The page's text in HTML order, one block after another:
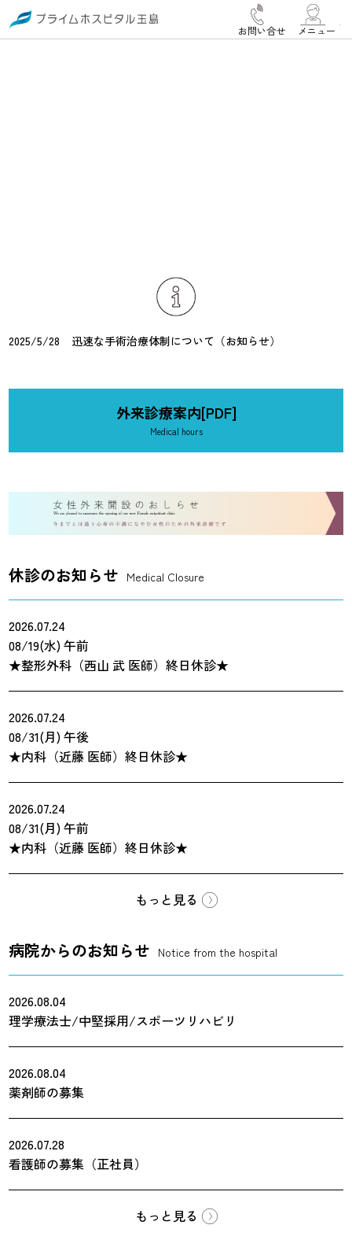
される方について
☆☆膝関節 バイオセラピー療法【PFC-FD™療法】に
ロコモフレイル外来のお知らせ
2025/5/28
迅速な手術治療体制について（お知らせ）
メニュー
お問い合せ
外来診療案内[PDF]
Medical hours
休診のお知らせ Medical Closure
2026.07.24
08/19(水)午前
★整形外科（西山 武 医師）終日休診★
2026.07.24
08/31(月)午後
★内科（近藤 医師）終日休診★
2026.07.24
08/31(月)午前
★内科（近藤 医師）終日休診★
もっと見る
病院からのお知らせ Notice from the hospital
2026.08.04
理学療法士/中堅採用/スポーツリハビリ
2026.08.04
薬剤師の募集
2026.07.28
看護師の募集（正社員）
もっと見る